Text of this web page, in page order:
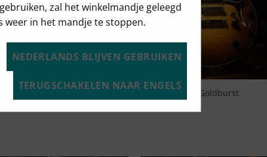
Eastman T484 Goldburst
zal het winkelmandje geleegd
in het mandje te stoppen.
NEDERLANDS BLIJVEN GEBRUIKEN
TERUGSCHAKELEN NAAR ENGELS